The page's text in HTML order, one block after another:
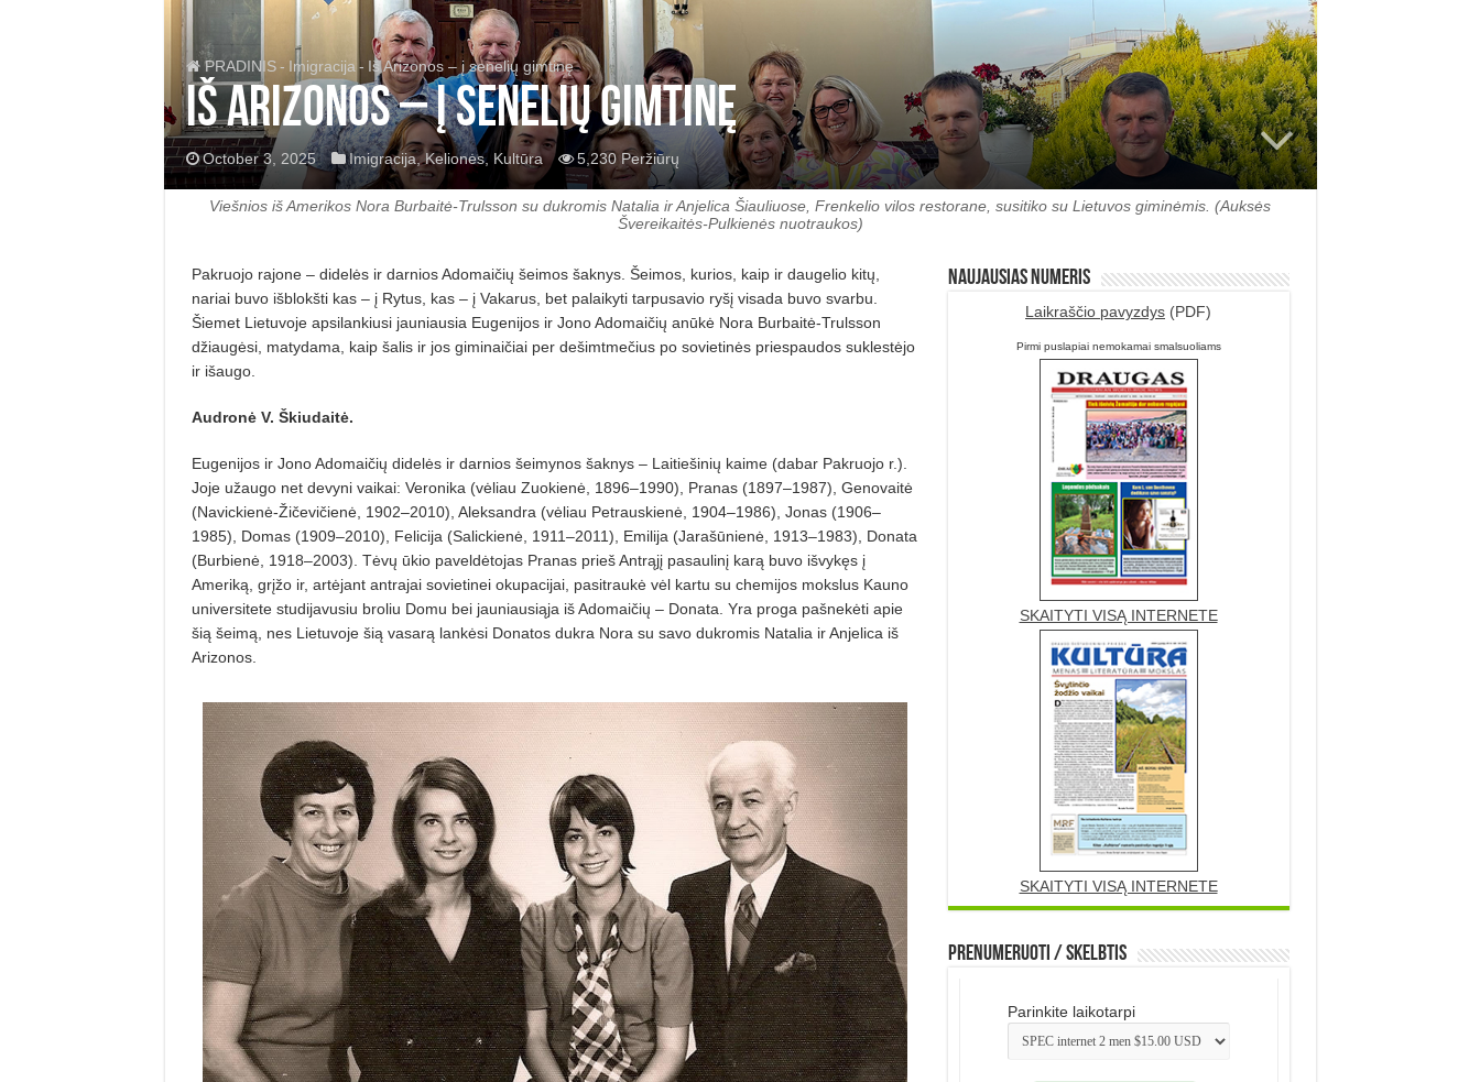
PRADINIS - Imigracija - Iš Arizonos – į senelių gimtinę
Iš Arizonos – į senelių gimtinę
October 3, 2025 Imigracija,Kelionės, Kultūra 5,230 Peržiūrų
Viešnios iš Amerikos Nora Burbaitė-Trulsson su dukromis Natalia ir Anjelica Šiauliuose, Frenkelio vilos restorane, susitiko su Lietuvos giminėmis. (Auksės
Švereikaitės-Pulkienės nuotraukos)
Pakruojo rajone – didelės ir darnios Adomaičių šeimos šaknys. Šeimos, kurios, kaip ir daugelio kitų,
nariai buvo išblokšti kas – į Rytus, kas – į Vakarus, bet palaikyti tarpusavio ryšį visada buvo svarbu.
Šiemet Lietuvoje apsilankiusi jauniausia Eugenijos ir Jono Adomaičių anūkė Nora Burbaitė-Trulsson
džiaugėsi, matydama, kaip šalis ir jos giminaičiai per dešimtmečius po sovietinės priespaudos suklestėjo
ir išaugo.
Audronė V. Škiudaitė.
Eugenijos ir Jono Adomaičių didelės ir darnios šeimynos šaknys – Laitiešinių kaime (dabar Pakruojo r.).
Joje užaugo net devyni vaikai: Veronika (vėliau Zuokienė, 1896–1990), Pranas (1897–1987), Genovaitė
(Navickienė-Žičevičienė, 1902–2010), Aleksandra (vėliau Petrauskienė, 1904–1986), Jonas (1906–
1985), Domas (1909–2010), Felicija (Salickienė, 1911–2011), Emilija (Jarašūnienė, 1913–1983), Donata
(Burbienė, 1918–2003). Tėvų ūkio paveldėtojas Pranas prieš Antrąjį pasaulinį karą buvo išvykęs į
Ameriką, grįžo ir, artėjant antrajai sovietinei okupacijai, pasitraukė vėl kartu su chemijos mokslus Kauno
universitete studijavusiu broliu Domu bei jauniausiąja iš Adomaičių – Donata. Yra proga pašnekėti apie
šią šeimą, nes Lietuvoje šią vasarą lankėsi Donatos dukra Nora su savo dukromis Natalia ir Anjelica iš
Arizonos.
Naujausias numeris
Laikraščio pavyzdys (PDF)
Pirmi puslapiai nemokamai smalsuoliams
SKAITYTI VISĄ INTERNETE
SKAITYTI VISĄ INTERNETE
Prenumeruoti / Skelbtis
Parinkite laikotarpi